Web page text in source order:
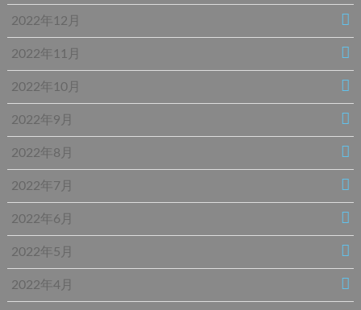
2022年12月
2022年11月
2022年10月
2022年9月
2022年8月
2022年7月
2022年6月
2022年5月
2022年4月